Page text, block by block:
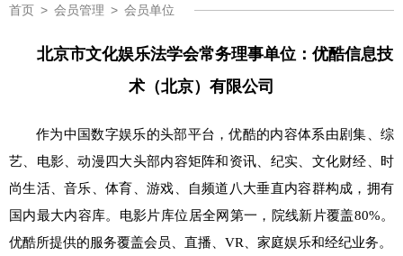
首页 > 会员管理 > 会员单位